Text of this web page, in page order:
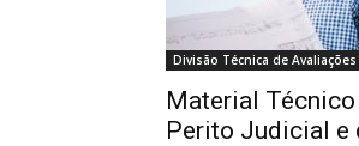
Divisão Técnica de Avaliações
Material
Perito Judicial e